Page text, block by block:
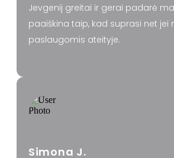
Jevgenij greitai ir gerai padarė
paaiškina taip, kad suprasi net
paslaugomis ateityje.
Simona J.